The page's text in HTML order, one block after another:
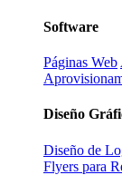
Software
Páginas Web
Diseño
Diseño de
Flyers para